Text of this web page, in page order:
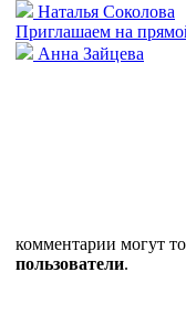
Наталья Соколова
Приглашаем на
Анна Зайцева
комментарии могут
пользователи.